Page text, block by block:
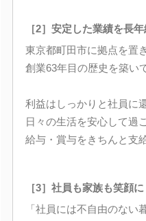
［2］安定した業績を長
東京都町田市に拠点を置き
創業63年目の歴史を築い
利益はしっかりと社員に
日々の生活を安心して過
給与・賞与をきちんと支
［3］社員も家族も笑顔に
「社員には不自由のない